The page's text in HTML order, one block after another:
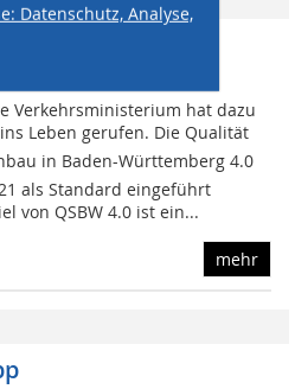
Datenschutz, Analyse,
4.0
QSBW 4.0
Verkehrsministerium hat dazu
Leben gerufen. Die Qualität
in Baden-Württemberg 4.0
als Standard eingeführt
von QSBW 4.0 ist ein...
mehr